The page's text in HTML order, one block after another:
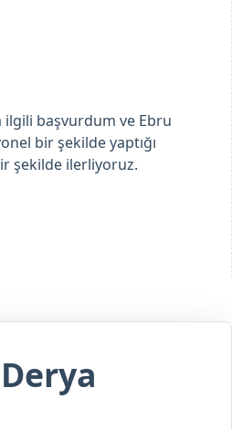
ilgili başvurdum ve Ebru
bir şekilde yaptığı
şekilde ilerliyoruz.